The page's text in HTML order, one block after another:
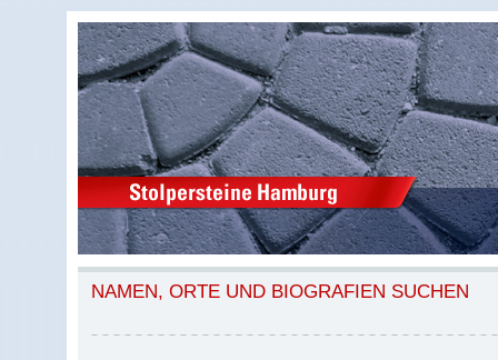
NAMEN, ORTE UND BIOGRAFIEN SUCHEN